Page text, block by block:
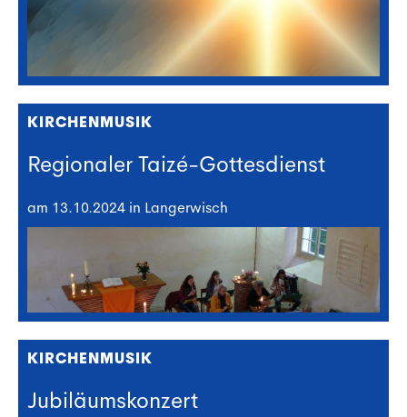
KIRCHENMUSIK
Regionaler Taizé-Gottesdienst
am 13.10.2024 in Langerwisch
KIRCHENMUSIK
Jubiläumskonzert